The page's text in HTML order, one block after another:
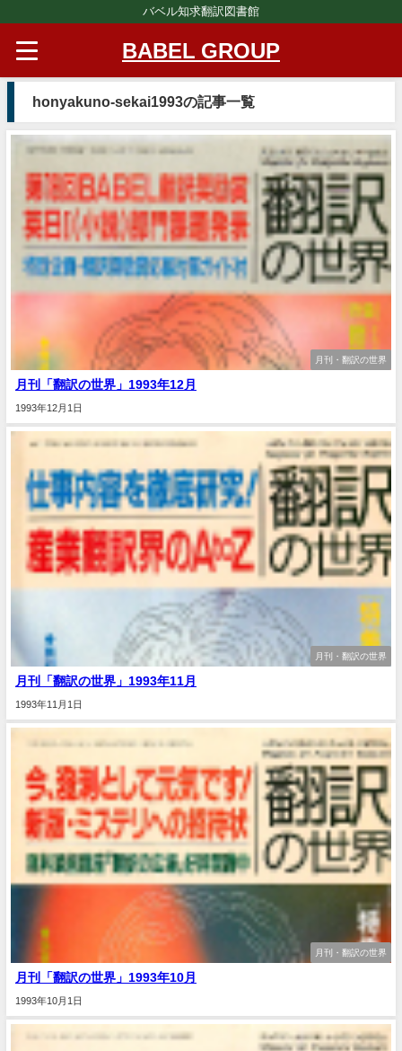
バベル知求翻訳図書館
BABEL GROUP
honyakuno-sekai1993の記事一覧
月刊・翻訳の世界
月刊「翻訳の世界」1993年12月
1993年12月1日
月刊・翻訳の世界
月刊「翻訳の世界」1993年11月
1993年11月1日
月刊・翻訳の世界
月刊「翻訳の世界」1993年10月
1993年10月1日